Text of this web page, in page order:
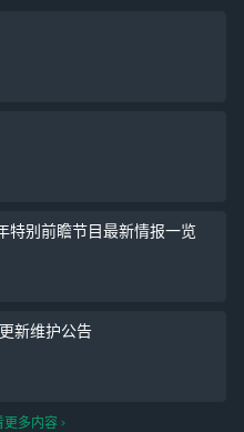
特别前瞻节目最新情报一览
新维护公告
更多内容